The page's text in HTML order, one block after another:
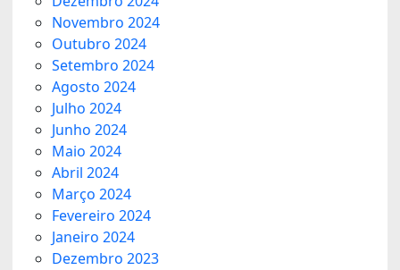
Novembro 2024
Outubro 2024
Setembro 2024
Agosto 2024
Julho 2024
Junho 2024
Maio 2024
Abril 2024
Março 2024
Fevereiro 2024
Janeiro 2024
Dezembro 2023